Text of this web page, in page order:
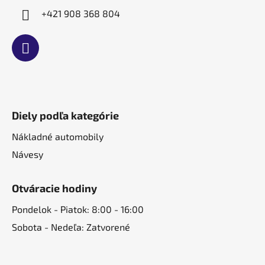
+421 908 368 804
Diely podľa kategórie
Nákladné automobily
Návesy
Otváracie hodiny
Pondelok - Piatok: 8:00 - 16:00
Sobota - Nedeľa: Zatvorené